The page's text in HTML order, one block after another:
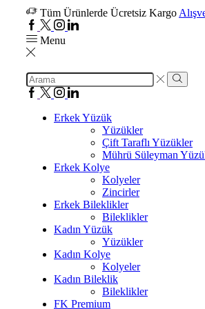
Tüm Ürünlerde Ücretsiz Kargo
Menu
Erkek Yüzük
Yüzükler
Çift Taraflı Yüzükler
Mührü Süleyman
Erkek Kolye
Kolyeler
Zincirler
Erkek Bileklikler
Bileklikler
Kadın Yüzük
Yüzükler
Kadın Kolye
Kolyeler
Kadın Bileklik
Bileklikler
FK Premium